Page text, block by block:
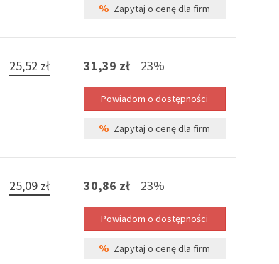
% Zapytaj o cenę dla firm
25,52 zł 31,39 zł 23%
% Zapytaj o cenę dla firm
25,09 zł 30,86 zł 23%
% Zapytaj o cenę dla firm